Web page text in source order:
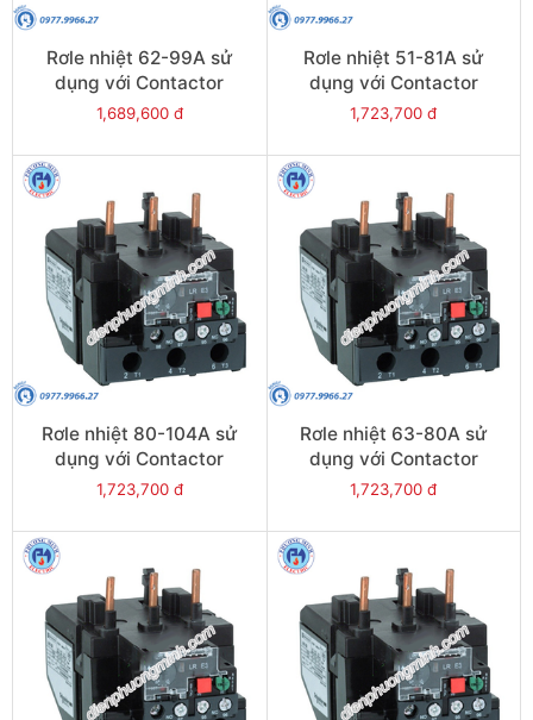
Rơle nhiệt 62-99A sử
dụng với Contactor
LC1E120-E160 - Model
1,689,600 đ
Rơle nhiệt 51-81A sử
dụng với Contactor
LC1E120-E160 - Model
1,723,700 đ
Rơle nhiệt 80-104A sử
dụng với Contactor
LC1E95 - Model LRE365
1,723,700 đ
Rơle nhiệt 63-80A sử
dụng với Contactor
LC1E80-E95 - Model
1,723,700 đ